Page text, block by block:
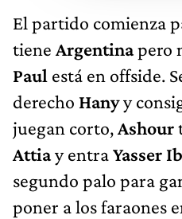
El partido comienza
tiene Argentinapero
Paul está en offside.
derecho Hanyy
juegan corto,Ashour
Attiay entraYasser
segundo palo para
poner a los faraones